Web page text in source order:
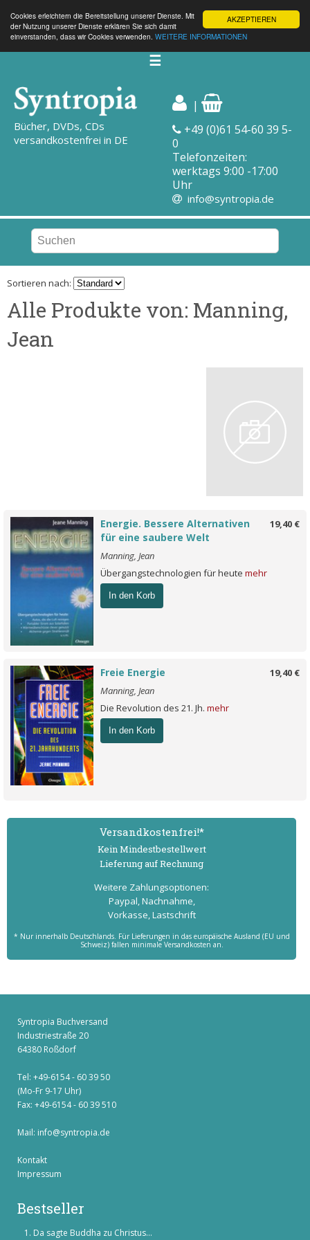
AKZEPTIEREN
Cookies erleichtern die Bereitstellung unserer Dienste. Mit
der Nutzung unserer Dienste erklären Sie sich damit
einverstanden, dass wir Cookies verwenden. WEITERE INFORMATIONEN
☰
Bücher, DVDs, CDs
versandkostenfrei in DE
|
+49 (0)61 54-60 39 5-
0
Telefonzeiten:
werktags 9:00 -17:00
Uhr
info@syntropia.de
Sortieren nach:
Alle Produkte von: Manning,
Jean
19,40 €
Energie. Bessere Alternativen
für eine saubere Welt
Manning, Jean
Übergangstechnologien für heute mehr
In den Korb
19,40 €
Freie Energie
Manning, Jean
Die Revolution des 21. Jh. mehr
In den Korb
Versand­kostenfrei!*
Kein Mindest­bestell­wert
Lieferung auf Rechnung
Weitere Zahlungs­optionen:
Paypal, Nachnahme,
Vorkasse, Lastschrift
* Nur innerhalb Deutschlands. Für Lieferungen in das europäische Ausland (EU und
Schweiz) fallen minimale Versandkosten an.
Syntropia Buchversand
Industriestraße 20
64380 Roßdorf
Tel: +49-6154 - 60 39 50
(Mo-Fr 9-17 Uhr)
Fax: +49-6154 - 60 39 510
Mail: info@syntropia.de
Kontakt
Impressum
Bestseller
Da sagte Buddha zu Christus...